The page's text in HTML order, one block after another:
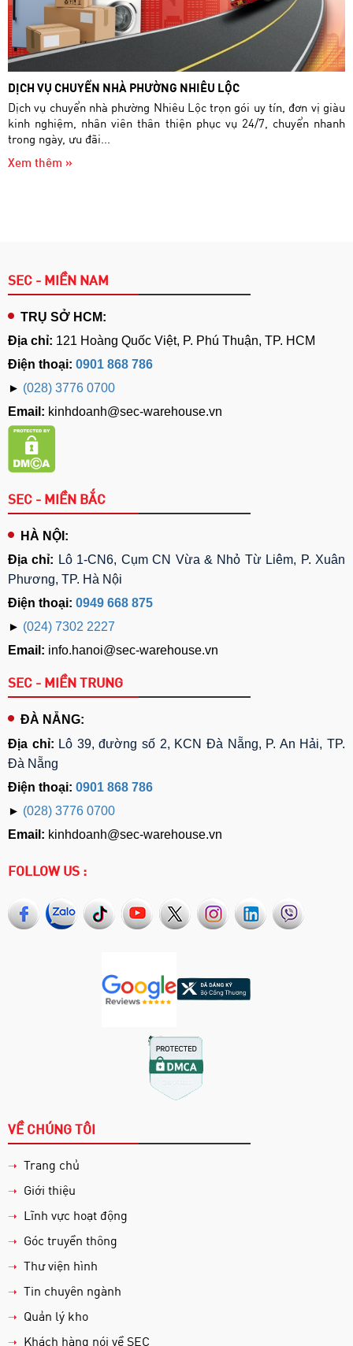
DỊCH VỤ CHUYỂN NHÀ PHƯỜNG NHIÊU LỘC
Dịch vụ chuyển nhà phường Nhiêu Lộc trọn gói uy tín, đơn vị giàu
kinh nghiệm, nhân viên thân thiện phục vụ 24/7, chuyển nhanh
trong ngày, ưu đãi...
Xem thêm »
SEC - MIỀN NAM
TRỤ SỞ HCM:
Địa chỉ: 121 Hoàng Quốc Việt, P. Phú Thuận, TP. HCM
Điện thoại: 0901 868 786
► (028) 3776 0700
Email: kinhdoanh@sec-warehouse.vn
SEC - MIỀN BẮC
HÀ NỘI:
Địa chỉ: Lô 1-CN6, Cụm CN Vừa & Nhỏ Từ Liêm, P. Xuân
Phương, TP. Hà Nội
Điện thoại: 0949 668 875
► (024) 7302 2227
Email: info.hanoi@sec-warehouse.vn
SEC - MIỀN TRUNG
ĐÀ NẴNG:
Địa chỉ: Lô 39, đường số 2, KCN Đà Nẵng, P. An Hải, TP.
Đà Nẵng
Điện thoại: 0901 868 786
► (028) 3776 0700
Email: kinhdoanh@sec-warehouse.vn
FOLLOW US :
VỀ CHÚNG TÔI
➝ Trang chủ
➝ Giới thiệu
➝ Lĩnh vực hoạt động
➝ Góc truyền thông
➝ Thư viện hình
➝ Tin chuyên ngành
➝ Quản lý kho
➝ Khách hàng nói về SEC